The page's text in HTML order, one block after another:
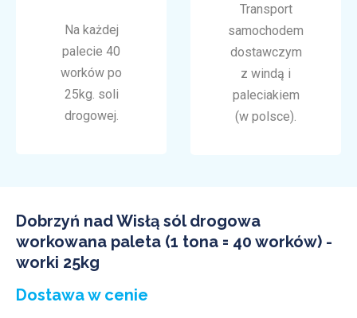
Na każdej
palecie 40
worków po
25kg. soli
drogowej.
Transport
samochodem
dostawczym
z windą i
paleciakiem
(w polsce).
Dobrzyń nad Wisłą sól drogowa
workowana paleta (1 tona = 40 worków) -
worki 25kg
Dostawa w cenie